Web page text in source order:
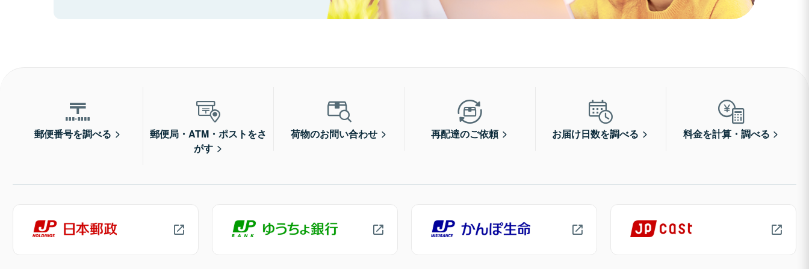
郵便番号を調べる
郵便局・ATM・ポストをさ
がす
荷物のお問い合わせ 再配達のご依頼 お届け日数を調べる 料金を計算・調べる